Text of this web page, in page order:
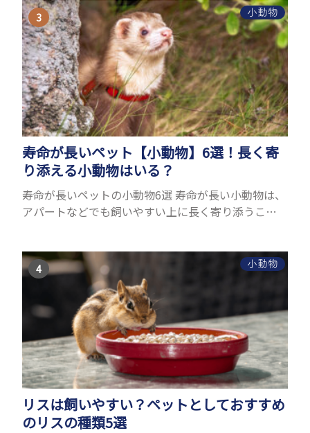
理由はさま...
小動物
寿命が長いペット【小動物】6選！長く寄
り添える小動物はいる？
寿命が長いペットの小動物6選 寿命が長い小動物は、
アパートなどでも飼いやすい上に長く寄り添うこと
育のポイ...
小動物
リスは飼いやすい？ペットとしておすすめ
のリスの種類5選